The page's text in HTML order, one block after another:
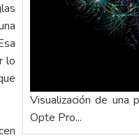
Visualización de
Opte Pro...
lo